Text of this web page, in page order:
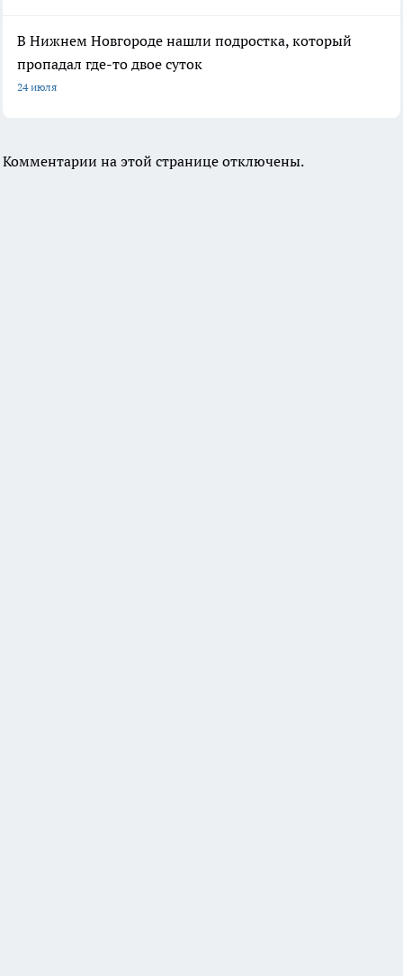
В Нижнем Новгороде нашли подростка, который
пропадал где-то двое суток
24 июля
Комментарии на этой странице отключены.